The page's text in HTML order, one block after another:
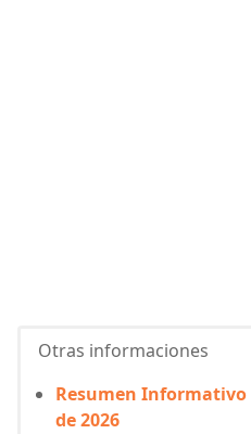
Otras informaciones
Resumen
de 2026